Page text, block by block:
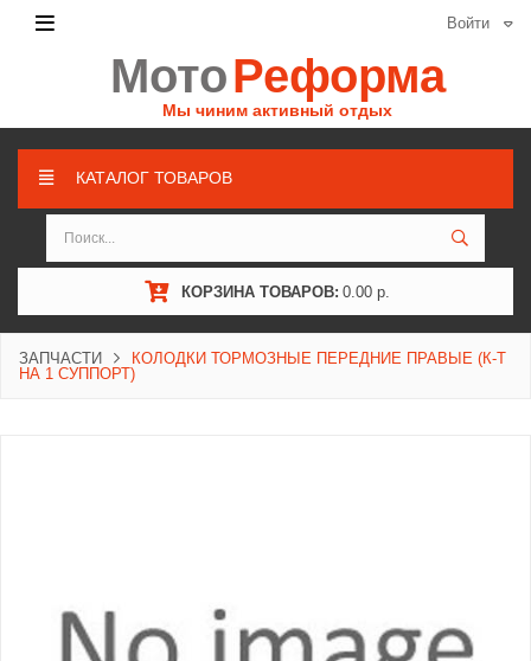
Войти
МотоРеформа
Мы чиним активный отдых
КАТАЛОГ ТОВАРОВ
КОРЗИНА ТОВАРОВ: 0.00 р.
ЗАПЧАСТИ
КОЛОДКИ ТОРМОЗНЫЕ ПЕРЕДНИЕ ПРАВЫЕ (К-Т
НА 1 СУППОРТ)